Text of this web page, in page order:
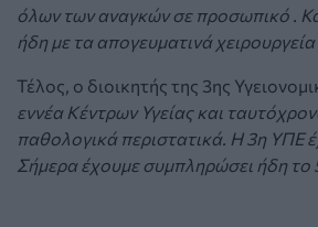
όλων των αναγκών σε προσωπικό .
ήδη με τα απογευματινά
Τέλος, ο διοικητής της 3ης
εννέα Κέντρων Υγείας και
παθολογικά περιστατικά. Η 3η ΥΠΕ
Σήμερα έχουμε συμπληρώσει ήδη